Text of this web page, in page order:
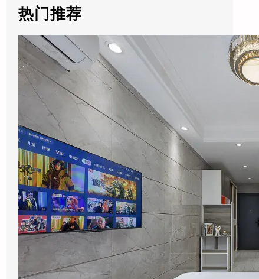
c
h
热门推荐
2026年6月，杭州黄龙饭店管理集团干了一件
让同行看不懂的事：他们把旗下”黄龙旅行家”
…